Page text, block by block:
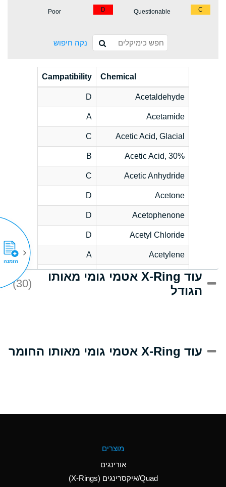
C
Questionable
D
Poor
נקה חיפוש
Chemical
Campatibility
Acetaldehyde
D
Acetamide
A
Acetic Acid, Glacial
C
Acetic Acid, 30%
B
Acetic Anhydride
C
Acetone
D
Acetophenone
D
Acetyl Chloride
D
Acetylene
A
Acrlylonitrile
D
Adipic Acid
(Aqueous)
Aluminum Nitrate
(Aqueous)
עוד X-Ring אטמי גומי מאותו
הגודל
(30)
עוד X-Ring אטמי גומי מאותו החומר
מוצרים
אורינגים
Quad/איקסרינגים (X-Rings)
הזמנה